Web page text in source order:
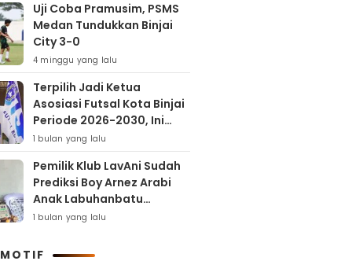
Uji Coba Pramusim, PSMS
Medan Tundukkan Binjai
City 3-0
4 minggu yang lalu
Terpilih Jadi Ketua
Asosiasi Futsal Kota Binjai
Periode 2026-2030, Ini
Target Samha Putra
Husein
1 bulan yang lalu
Pemilik Klub LavAni Sudah
Prediksi Boy Arnez Arabi
Anak Labuhanbatu
Tembus Level Asia
1 bulan yang lalu